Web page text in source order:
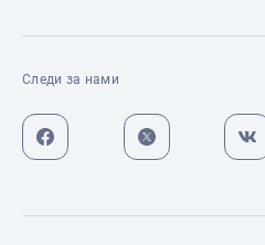
Следи за нами